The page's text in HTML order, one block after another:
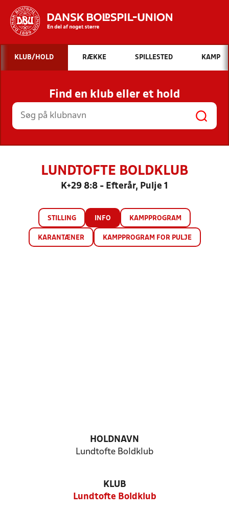
Hvad vil du søge efter?
INDHOLD OG NYHEDER
STILLINGER, RESULTATER, KLUBBER OG
HOLD
KLUB/HOLD RÆKKE SPILLESTED KAMP
Find en klub eller et hold
LUNDTOFTE BOLDKLUB
K+29 8:8 - Efterår, Pulje 1
STILLING INFO KAMPPROGRAM
KARANTÆNER KAMPPROGRAM FOR PULJE
HOLDNAVN
Lundtofte Boldklub
KLUB
Lundtofte Boldklub